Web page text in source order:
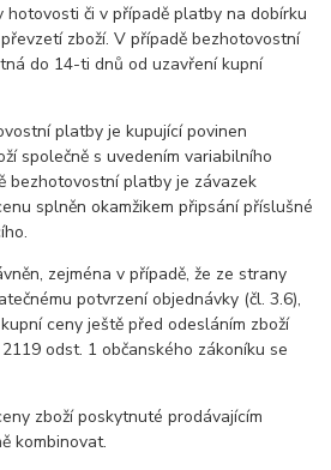
či v případě platby na dobírku
zboží. V případě bezhotovostní
do 14-ti dnů od uzavření kupní
platby je kupující povinen
společně s uvedením variabilního
bezhotovostní platby je závazek
splněn okamžikem připsání příslušné
zejména v případě, že ze strany
potvrzení objednávky (čl. 3.6),
ceny ještě před odesláním zboží
odst. 1 občanského zákoníku se
zboží poskytnuté prodávajícím
kombinovat.